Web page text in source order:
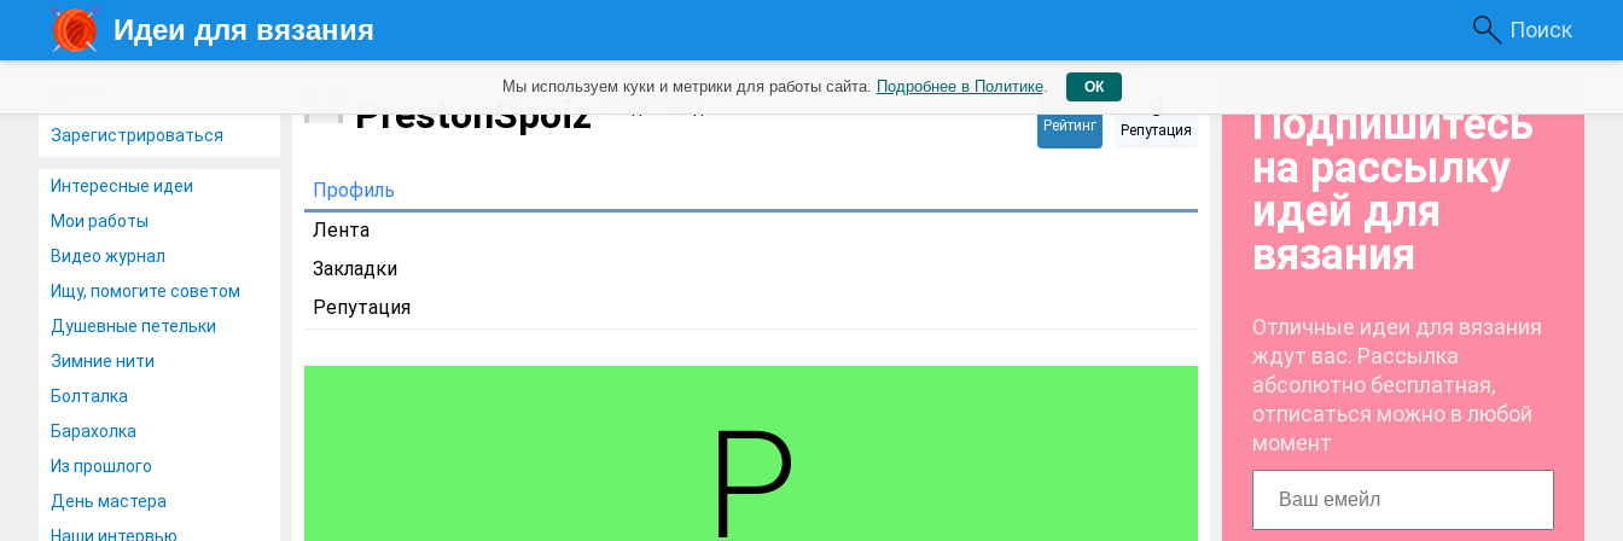
Идеи для вязания Поиск
Зарегистрироваться
Интересные идеи
Мои работы
Видео журнал
Ищу, помогите советом
Душевные петельки
Зимние нити
Болталка
Барахолка
Из прошлого
День мастера
Наши интервью
PrestonSpoiz 0
Рейтинг
0
Репутация
Профиль
Лента
Закладки
Репутация
Подпишитесь
на рассылку
идей для
вязания
Отличные идеи для вязания
ждут вас. Рассылка
абсолютно бесплатная,
отписаться можно в любой
момент
Мы используем куки и метрики для работы сайта. Подробнее в Политике. ОК